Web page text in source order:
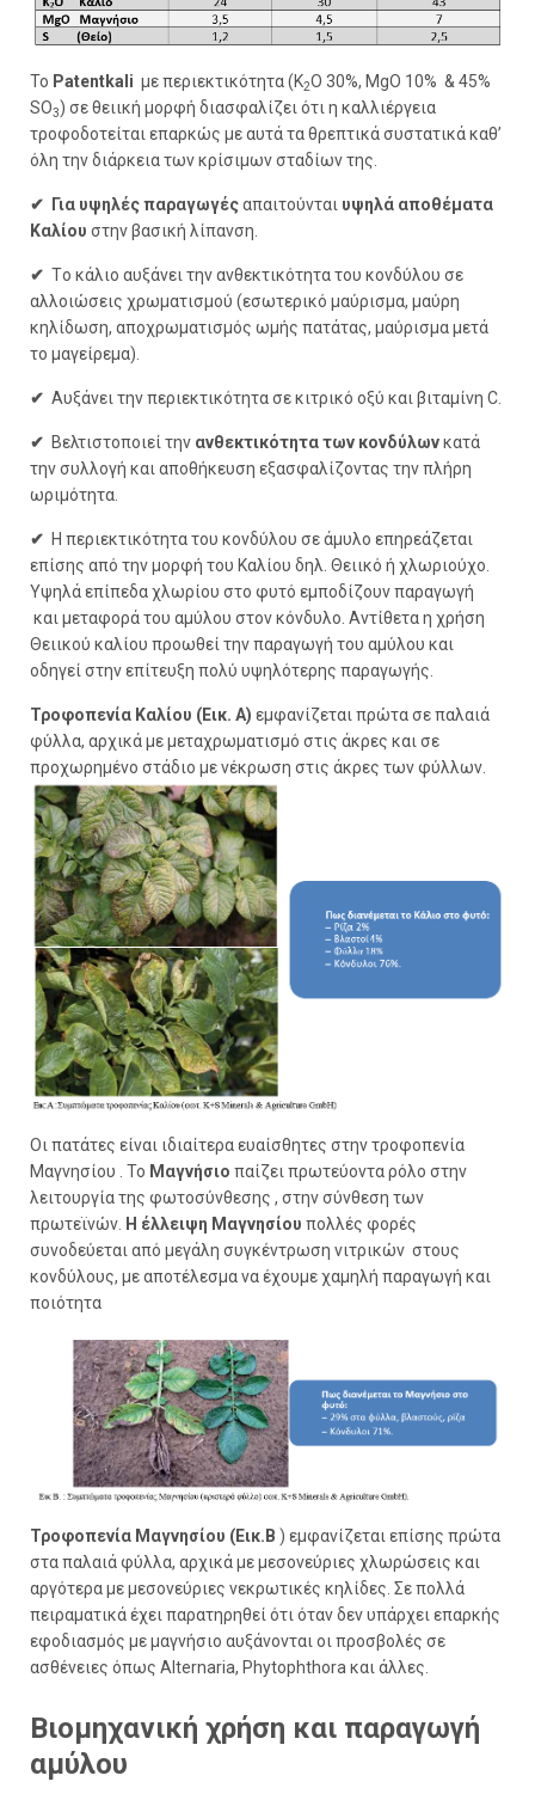
Το Patentkali με περιεκτικότητα (K2O 30%, MgO 10% & 45%
SO3) σε θειική μορφή διασφαλίζει ότι η καλλιέργεια
τροφοδοτείται επαρκώς με αυτά τα θρεπτικά συστατικά καθ’
όλη την διάρκεια των κρίσιμων σταδίων της.
✔ Για υψηλές παραγωγέςαπαιτούνται υψηλά αποθέματα
Καλίου στην βασική λίπανση.
✔ Τo κάλιο αυξάνει την ανθεκτικότητα του κονδύλου σε
αλλοιώσεις χρωματισμού (εσωτερικό μαύρισμα, μαύρη
κηλίδωση, αποχρωματισμός ωμής πατάτας, μαύρισμα μετά
το μαγείρεμα).
✔ Αυξάνει την περιεκτικότητα σε κιτρικό οξύ και βιταμίνη C.
✔ Βελτιστοποιεί την ανθεκτικότητα των κονδύλωνκατά
την συλλογή και αποθήκευση εξασφαλίζοντας την πλήρη
ωριμότητα.
✔ Η περιεκτικότητα του κονδύλου σε άμυλο επηρεάζεται
επίσης από την μορφή του Καλίου δηλ. Θειικό ή χλωριούχο.
Υψηλά επίπεδα χλωρίου στο φυτό εμποδίζουν παραγωγή
και μεταφορά του αμύλου στον κόνδυλο. Αντίθετα η χρήση
Θειικού καλίου προωθεί την παραγωγή του αμύλου και
οδηγεί στην επίτευξη πολύ υψηλότερης παραγωγής.
Τροφοπενία Kαλίου (Εικ. Α) εμφανίζεται πρώτα σε παλαιά
φύλλα, αρχικά με μεταχρωματισμό στις άκρες και σε
προχωρημένο στάδιο με νέκρωση στις άκρες των φύλλων.
Οι πατάτες είναι ιδιαίτερα ευαίσθητες στην τροφοπενία
Μαγνησίου . Το Μαγνήσιο παίζει πρωτεύοντα ρόλο στην
λειτουργία της φωτοσύνθεσης , στην σύνθεση των
πρωτεϊνών. Η έλλειψη Μαγνησίου πολλές φορές
συνοδεύεται από μεγάλη συγκέντρωση νιτρικών στους
κονδύλους, με αποτέλεσμα να έχουμε χαμηλή παραγωγή και
ποιότητα
Τροφοπενία Μαγνησίου (Εικ.B ) εμφανίζεται επίσης πρώτα
στα παλαιά φύλλα, αρχικά με μεσονεύριες χλωρώσεις και
αργότερα με μεσονεύριες νεκρωτικές κηλίδες. Σε πολλά
πειραματικά έχει παρατηρηθεί ότι όταν δεν υπάρχει επαρκής
εφοδιασμός με μαγνήσιο αυξάνονται οι προσβολές σε
ασθένειες όπως Alternaria, Phytophthora και άλλες.
Βιομηχανική χρήση και παραγωγή
αμύλου